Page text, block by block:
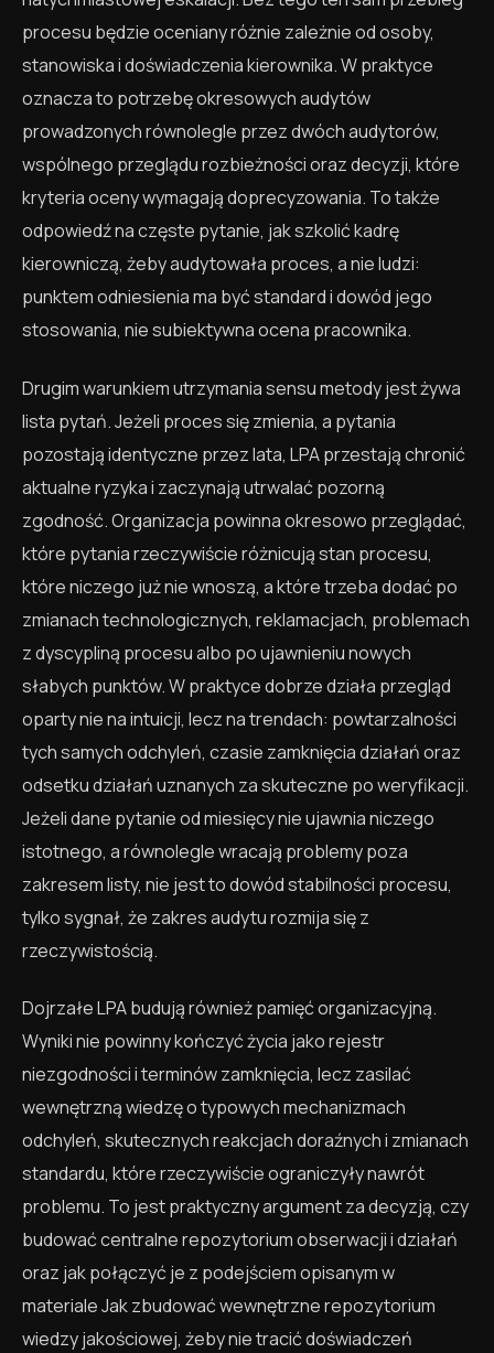
procesu będzie oceniany różnie zależnie od osoby,
stanowiska i doświadczenia kierownika. W praktyce
oznacza to potrzebę okresowych audytów
prowadzonych równolegle przez dwóch audytorów,
wspólnego przeglądu rozbieżności oraz decyzji, które
kryteria oceny wymagają doprecyzowania. To także
odpowiedź na częste pytanie, jak szkolić kadrę
kierowniczą, żeby audytowała proces, a nie ludzi:
punktem odniesienia ma być standard i dowód jego
stosowania, nie subiektywna ocena pracownika.
Drugim warunkiem utrzymania sensu metody jest żywa
lista pytań. Jeżeli proces się zmienia, a pytania
pozostają identyczne przez lata, LPA przestają chronić
aktualne ryzyka i zaczynają utrwalać pozorną
zgodność. Organizacja powinna okresowo przeglądać,
które pytania rzeczywiście różnicują stan procesu,
które niczego już nie wnoszą, a które trzeba dodać po
zmianach technologicznych, reklamacjach, problemach
z dyscypliną procesu albo po ujawnieniu nowych
słabych punktów. W praktyce dobrze działa przegląd
oparty nie na intuicji, lecz na trendach: powtarzalności
tych samych odchyleń, czasie zamknięcia działań oraz
odsetku działań uznanych za skuteczne po weryfikacji.
Jeżeli dane pytanie od miesięcy nie ujawnia niczego
istotnego, a równolegle wracają problemy poza
zakresem listy, nie jest to dowód stabilności procesu,
tylko sygnał, że zakres audytu rozmija się z
rzeczywistością.
Dojrzałe LPA budują również pamięć organizacyjną.
Wyniki nie powinny kończyć życia jako rejestr
niezgodności i terminów zamknięcia, lecz zasilać
wewnętrzną wiedzę o typowych mechanizmach
odchyleń, skutecznych reakcjach doraźnych i zmianach
standardu, które rzeczywiście ograniczyły nawrót
problemu. To jest praktyczny argument za decyzją, czy
budować centralne repozytorium obserwacji i działań
oraz jak połączyć je z podejściem opisanym w
materiale Jak zbudować wewnętrzne repozytorium
wiedzy jakościowej, żeby nie tracić doświadczeń